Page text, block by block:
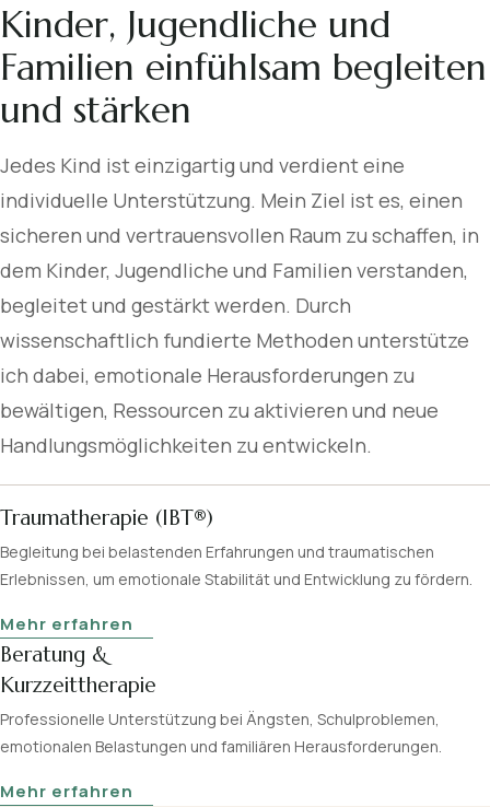
Kinder, Jugendliche und
Familien einfühlsam begleiten
und stärken
Jedes Kind ist einzigartig und verdient eine
individuelle Unterstützung. Mein Ziel ist es, einen
sicheren und vertrauensvollen Raum zu schaffen, in
dem Kinder, Jugendliche und Familien verstanden,
begleitet und gestärkt werden. Durch
wissenschaftlich fundierte Methoden unterstütze
ich dabei, emotionale Herausforderungen zu
bewältigen, Ressourcen zu aktivieren und neue
Handlungsmöglichkeiten zu entwickeln.
Traumatherapie (IBT®)
Begleitung bei belastenden Erfahrungen und traumatischen
Erlebnissen, um emotionale Stabilität und Entwicklung zu fördern.
Mehr erfahren
Beratung &
Kurzzeittherapie
Professionelle Unterstützung bei Ängsten, Schulproblemen,
emotionalen Belastungen und familiären Herausforderungen.
Mehr erfahren